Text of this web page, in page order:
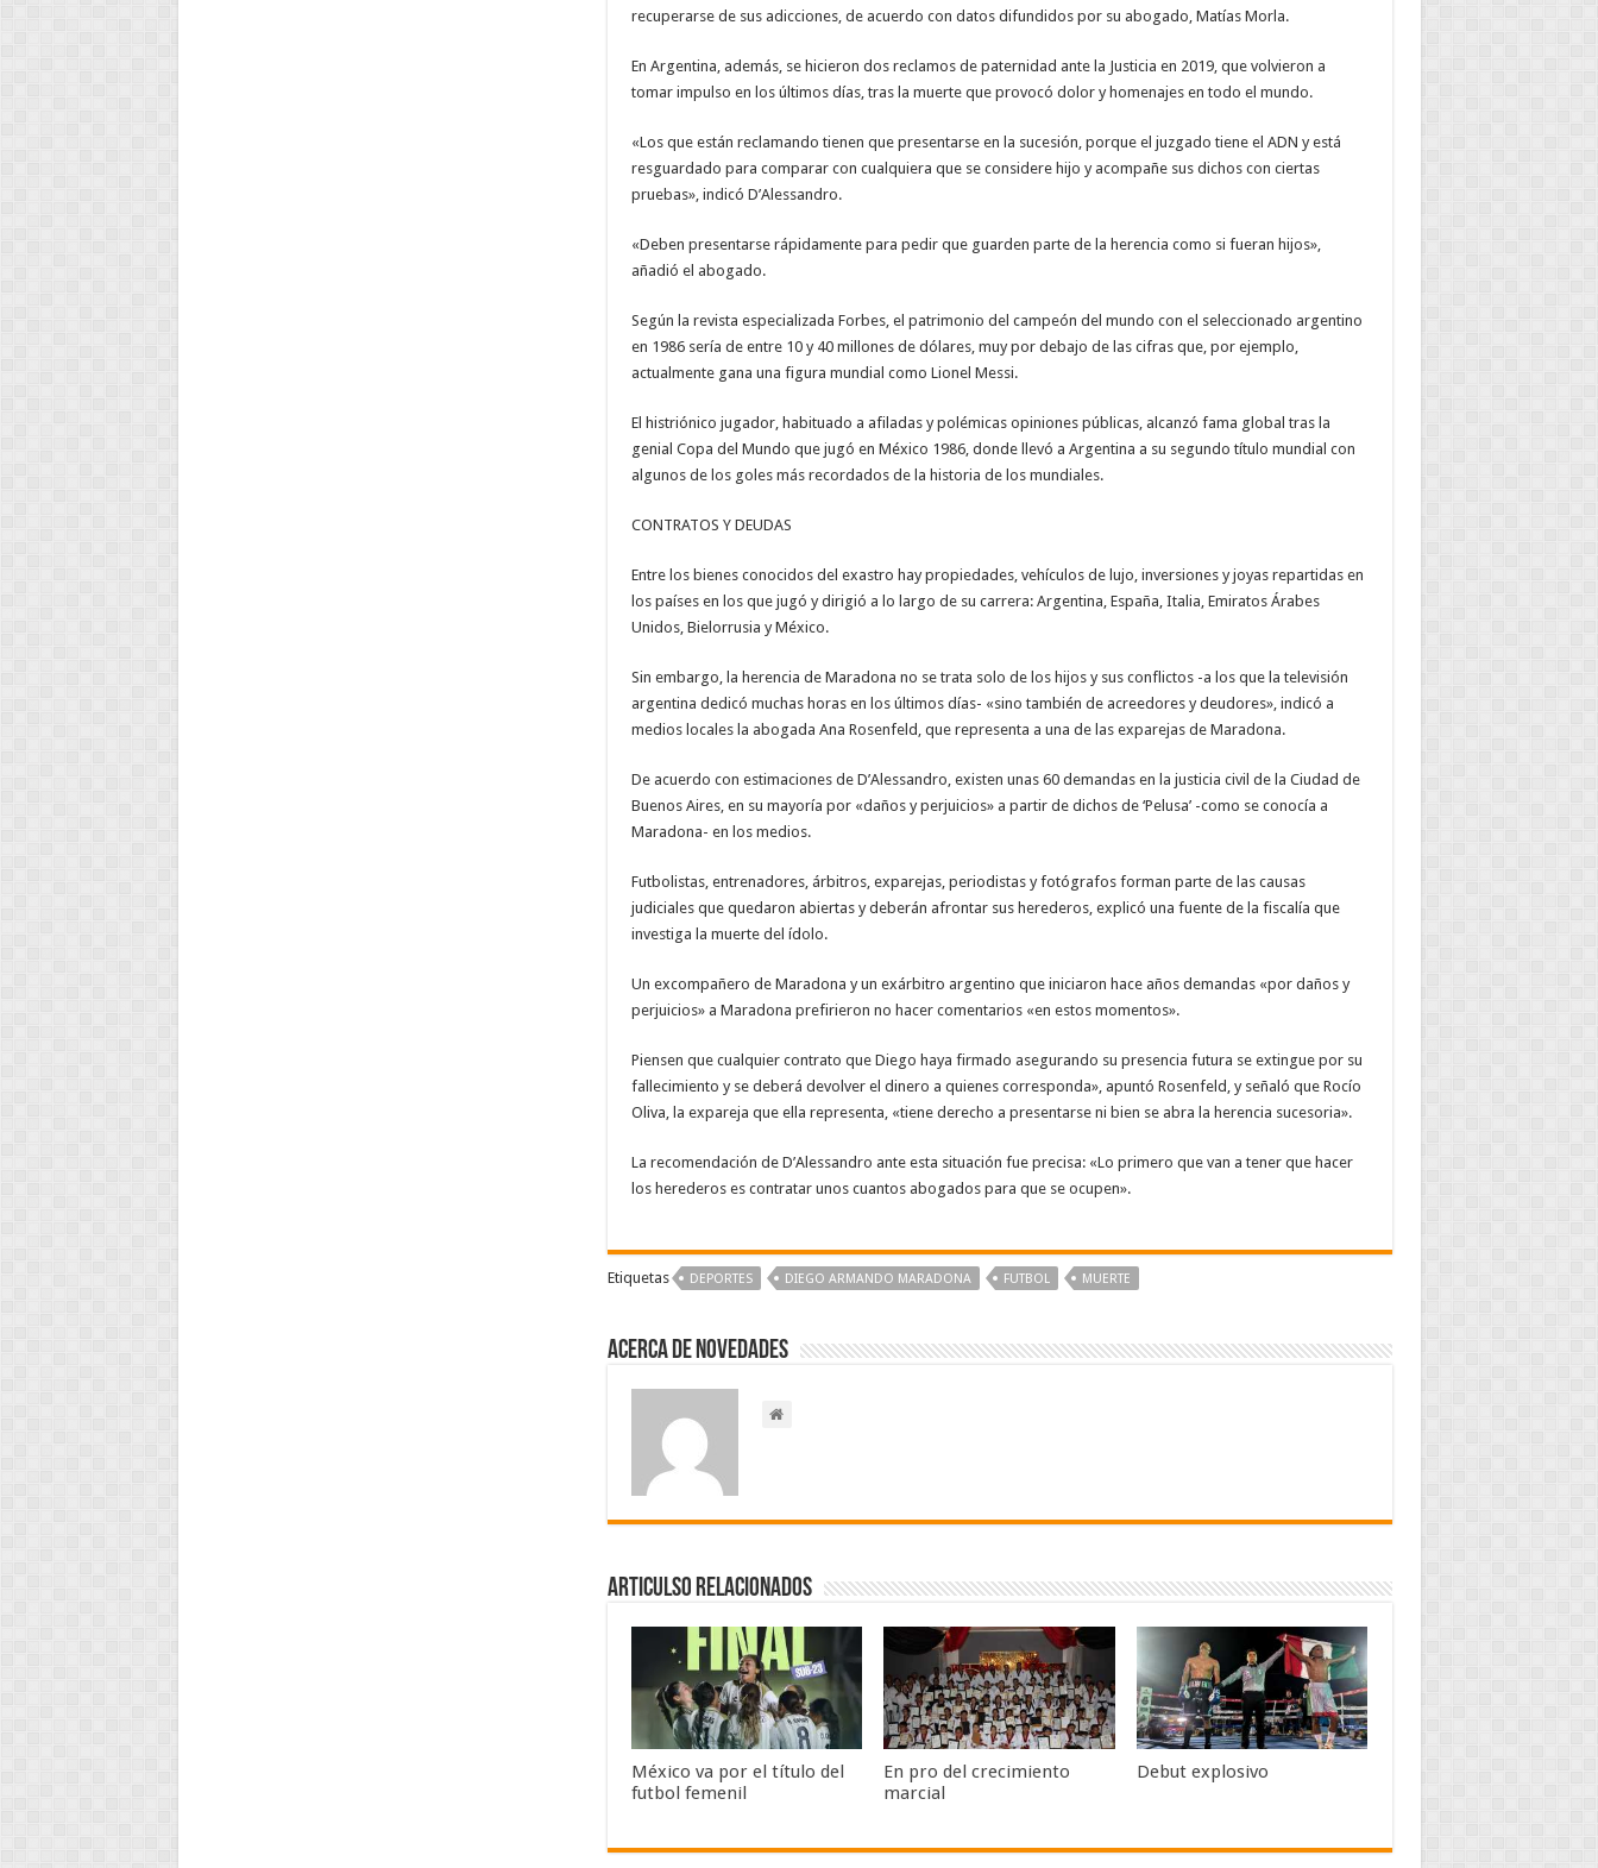
recuperarse de sus adicciones, de acuerdo con datos difundidos por su abogado, Matías Morla.
En Argentina, además, se hicieron dos reclamos de paternidad ante la Justicia en 2019, que volvieron a
tomar impulso en los últimos días, tras la muerte que provocó dolor y homenajes en todo el mundo.
«Los que están reclamando tienen que presentarse en la sucesión, porque el juzgado tiene el ADN y está
resguardado para comparar con cualquiera que se considere hijo y acompañe sus dichos con ciertas
pruebas», indicó D’Alessandro.
«Deben presentarse rápidamente para pedir que guarden parte de la herencia como si fueran hijos»,
añadió el abogado.
Según la revista especializada Forbes, el patrimonio del campeón del mundo con el seleccionado argentino
en 1986 sería de entre 10 y 40 millones de dólares, muy por debajo de las cifras que, por ejemplo,
actualmente gana una figura mundial como Lionel Messi.
El histriónico jugador, habituado a afiladas y polémicas opiniones públicas, alcanzó fama global tras la
genial Copa del Mundo que jugó en México 1986, donde llevó a Argentina a su segundo título mundial con
algunos de los goles más recordados de la historia de los mundiales.
CONTRATOS Y DEUDAS
Entre los bienes conocidos del exastro hay propiedades, vehículos de lujo, inversiones y joyas repartidas en
los países en los que jugó y dirigió a lo largo de su carrera: Argentina, España, Italia, Emiratos Árabes
Unidos, Bielorrusia y México.
Sin embargo, la herencia de Maradona no se trata solo de los hijos y sus conflictos -a los que la televisión
argentina dedicó muchas horas en los últimos días- «sino también de acreedores y deudores», indicó a
medios locales la abogada Ana Rosenfeld, que representa a una de las exparejas de Maradona.
De acuerdo con estimaciones de D’Alessandro, existen unas 60 demandas en la justicia civil de la Ciudad de
Buenos Aires, en su mayoría por «daños y perjuicios» a partir de dichos de ‘Pelusa’ -como se conocía a
Maradona- en los medios.
Futbolistas, entrenadores, árbitros, exparejas, periodistas y fotógrafos forman parte de las causas
judiciales que quedaron abiertas y deberán afrontar sus herederos, explicó una fuente de la fiscalía que
investiga la muerte del ídolo.
Un excompañero de Maradona y un exárbitro argentino que iniciaron hace años demandas «por daños y
perjuicios» a Maradona prefirieron no hacer comentarios «en estos momentos».
Piensen que cualquier contrato que Diego haya firmado asegurando su presencia futura se extingue por su
fallecimiento y se deberá devolver el dinero a quienes corresponda», apuntó Rosenfeld, y señaló que Rocío
Oliva, la expareja que ella representa, «tiene derecho a presentarse ni bien se abra la herencia sucesoria».
La recomendación de D’Alessandro ante esta situación fue precisa: «Lo primero que van a tener que hacer
los herederos es contratar unos cuantos abogados para que se ocupen».
Etiquetas DEPORTES ‪‪DIEGO ARMANDO MARADONA‬ FUTBOL ‪‪MUERTE‬
Acerca de NOVEDADES
Articulso Relacionados
México va por el título del
futbol femenil
En pro del crecimiento
marcial
Debut explosivo